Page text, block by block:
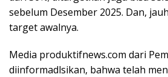
sebelum Desember 2025. Dan,
target awalnya.
Media produktifnews.com dari
diinformadlsikan, bahwa telah